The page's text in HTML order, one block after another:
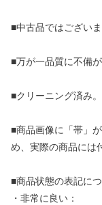
■中古品ではござい
■万が一品質に不備
■クリーニング済み。
■商品画像に「帯」
め、実際の商品には
■商品状態の表記に
・非常に良い：